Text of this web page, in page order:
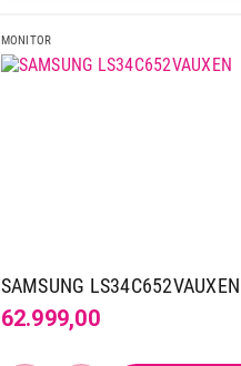
MONITOR
SAMSUNG LS34C652VAUXEN
62.999,00